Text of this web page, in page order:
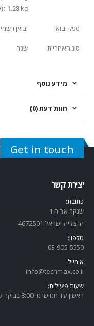
1.23 kg
ספק יבואן יבואן רשמי
סוג האחריות שנה
מידע נוסף
חוות דעת (0)
Get in touch
יצירת קשר
כתובת:
שנקר אריה 1
הרצליה ישראל 4672501
טלפון:
03-905-5550
אימייל:
info@techmax.co.il
שעות פעילות:
ראשון עד חמישי מי 8:00 בבוקר עד 14:30